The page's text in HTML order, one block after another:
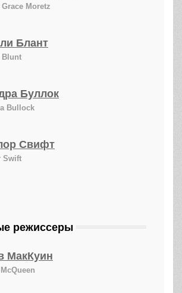
Moretz
Блант
Blunt
Буллок
Bullock
Свифт
Swift
режиссеры
МакКуин